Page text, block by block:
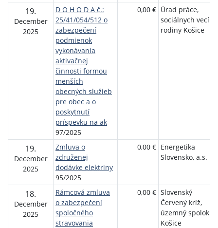
19.
December
2025
D O H O D A č.:
25/41/054/512 o
zabezpečení
podmienok
vykonávania
aktivačnej
činnosti formou
menších
obecných služieb
pre obec a o
poskytnutí
príspevku na ak
97/2025
0,00 € Úrad práce,
sociálnych vecí a
rodiny Košice
19.
December
2025
Zmluva o
združenej
dodávke elektriny
95/2025
0,00 € Energetika
Slovensko, a.s.
18.
December
2025
Rámcová zmluva
o zabezpečení
spoločného
stravovania
0,00 € Slovenský
Červený kríž,
územný spolok
Košice